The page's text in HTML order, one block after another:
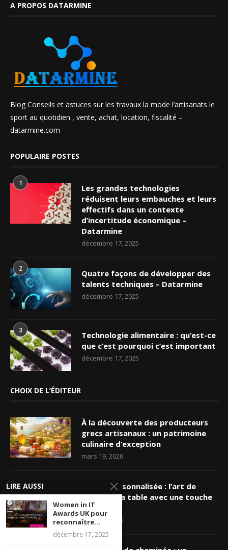
A PROPOS DATARMINE
Blog Conseils et astuces sur les travaux la mode l’artisanats le
sport au quotidien , vente, achat, location, fiscalité –
datarmine.com
POPULAIRE POSTES
1
Les grandes technologies
réduisent leurs embauches et leurs
effectifs dans un contexte
d’incertitude économique –
Datarmine
décembre 17, 2025
2
Quatre façons de développer des
talents techniques – Datarmine
décembre 17, 2025
3
Technologie alimentaire : qu’est-ce
que c’est pourquoi c’est important
décembre 17, 2025
CHOIX DE L’ÉDITEUR
À la découverte des producteurs
grecs artisanaux : un patrimoine
culinaire d’exception
mars 19, 2026
Nappe personnalisée : l’art de
sublimer sa table avec une touche
unique
mars 16, 2026
LIRE AUSSI
Women in IT
Awards UK pour
reconnaître...
décembre 17, 2025